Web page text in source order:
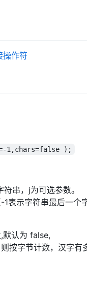
操作符
);
串，j为可选参数。
表示字符串最后一
默认为 false,
按字节计数，汉字